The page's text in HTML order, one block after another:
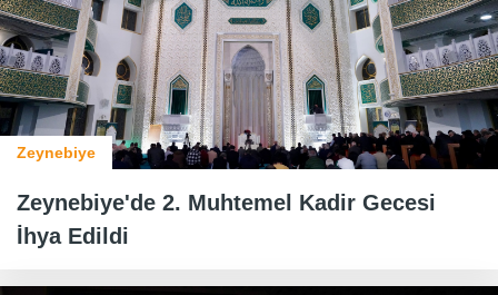
Zeynebiye
Zeynebiye'de 2. Muhtemel Kadir Gecesi
İhya Edildi